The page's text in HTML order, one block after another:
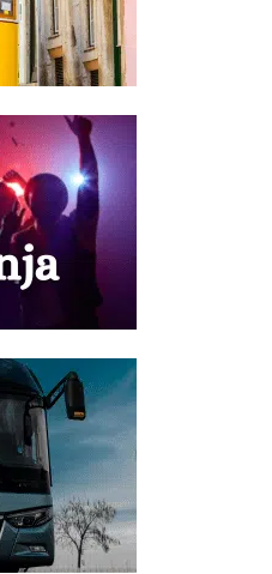
kompjuterski u zavisnosti
mogućnost rezervacije
VIEW Vrahos ne
smeštaja u letovalištu
Grčke.